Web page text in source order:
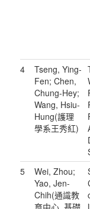
4
Tseng, Ying-
Fen; Chen,
Chung-Hey;
Wang, Hsiu-
Hung(護理
學系王秀紅)
5
Wei, Zhou;
Yao, Jen-
Chih(通識教